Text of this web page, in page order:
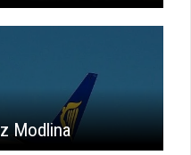
Modlina